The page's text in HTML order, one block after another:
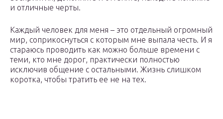
и отличные черты.
Каждый человек для меня – это отдельный огромный
мир, соприкоснуться с которым мне выпала честь. И я
стараюсь проводить как можно больше времени с
теми, кто мне дорог, практически полностью
исключив общение с остальными. Жизнь слишком
коротка, чтобы тратить ее не на тех.